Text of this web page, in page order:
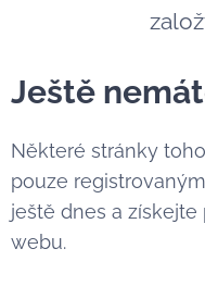
Ještě
Některé stránky
pouze
ještě dnes a
webu.